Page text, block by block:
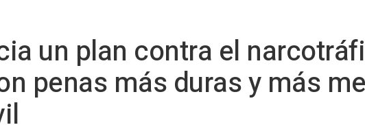
un plan contra el
penas más duras y más